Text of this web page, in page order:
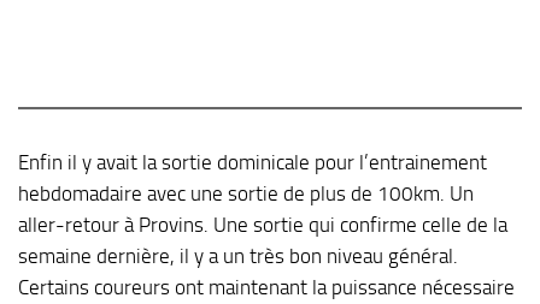
Enfin il y avait la sortie dominicale pour l’entrainement
hebdomadaire avec une sortie de plus de 100km. Un
aller-retour à Provins. Une sortie qui confirme celle de la
semaine dernière, il y a un très bon niveau général.
Certains coureurs ont maintenant la puissance nécessaire